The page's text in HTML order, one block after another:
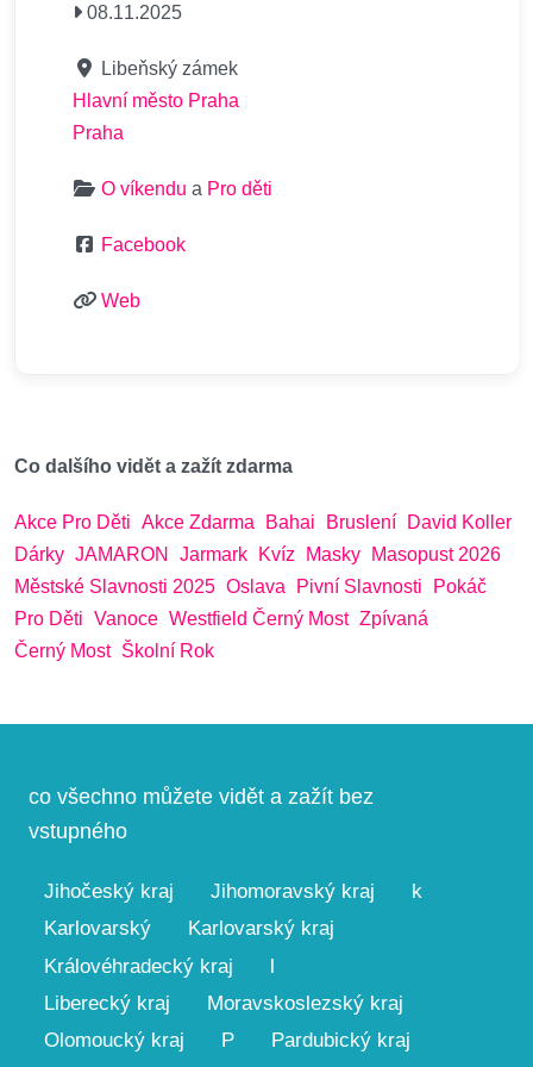
08.11.2025
Libeňský zámek
Hlavní město Praha
Praha
O víkendu a Pro děti
Facebook
Web
Co dalšího vidět a zažít zdarma
Akce Pro Děti Akce Zdarma Bahai Bruslení
David Koller
Dárky JAMARON Jarmark Kvíz Masky
Masopust 2026
Městské Slavnosti 2025 Oslava Pivní Slavnosti
Pokáč
Pro Děti Vanoce Westfield Černý Most Zpívaná
Černý Most Školní Rok
co všechno můžete vidět a zažít bez
vstupného
Jihočeský kraj Jihomoravský kraj
k
Karlovarský
Karlovarský kraj
Královéhradecký kraj
l
Liberecký kraj
Moravskoslezský kraj
Olomoucký kraj
P
Pardubický kraj